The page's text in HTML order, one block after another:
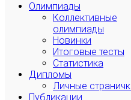
Олимпиады
Коллективные
олимпиады
Новинки
Итоговые тесты
Статистика
Дипломы
Личные
Публикации